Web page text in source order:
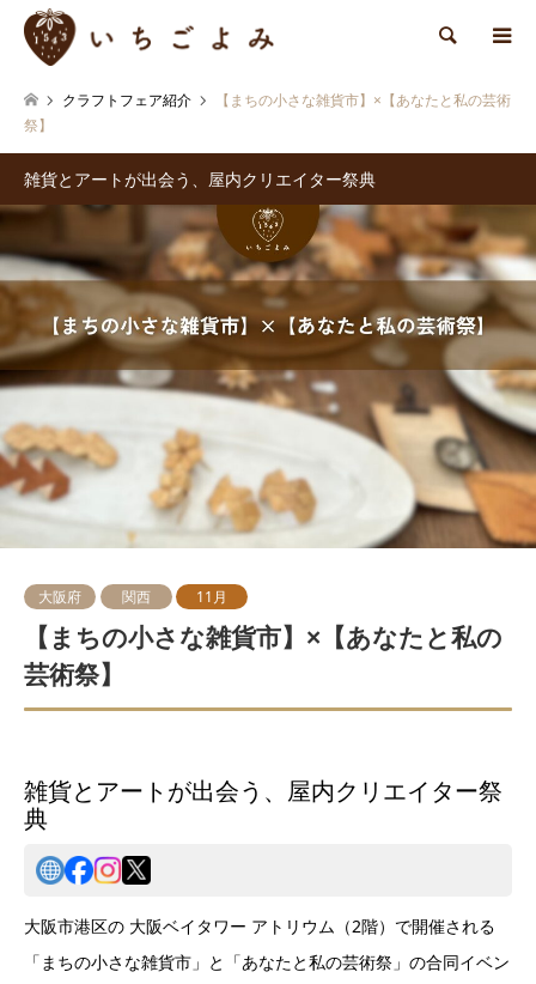
検索
クラフトフェア紹介
【まちの小さな雑貨市】×【あなたと私の芸術
祭】
雑貨とアートが出会う、屋内クリエイター祭典
大阪府 関西 11月
【まちの小さな雑貨市】×【あなたと私の
芸術祭】
雑貨とアートが出会う、屋内クリエイター祭
典
大阪市港区の 大阪ベイタワー アトリウム（2階）で開催される
「まちの小さな雑貨市」と「あなたと私の芸術祭」の合同イベン